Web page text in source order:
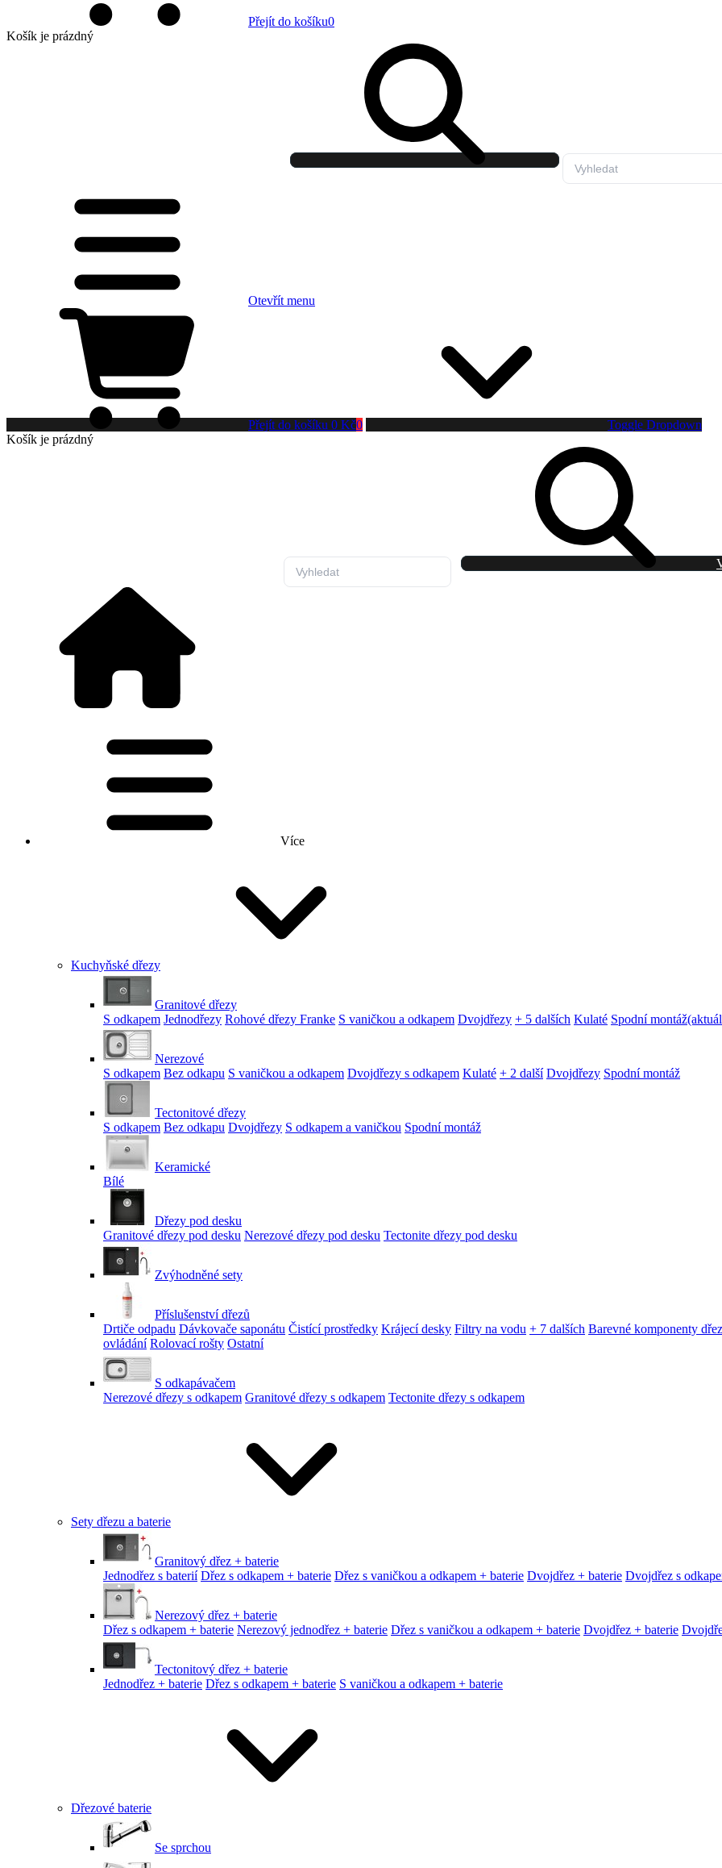
Přejít do košíku0
Košík je prázdný
Otevřít menu
Přejít do košíku 0 Kč0
Toggle Dropdown
Košík je prázdný
Více
Kuchyňské dřezy
Granitové dřezy
S odkapem Jednodřezy Rohové dřezy Franke S vaničkou a odkapem Dvojdřezy + 5 dalších Kulaté Spodní montáž
Nerezové
S odkapem Bez odkapu S vaničkou a odkapem Dvojdřezy s odkapem Kulaté + 2 další Dvojdřezy Spodní montáž
Tectonitové dřezy
S odkapem Bez odkapu Dvojdřezy S odkapem a vaničkou Spodní montáž
Keramické
Bílé
Dřezy pod desku
Granitové dřezy pod desku Nerezové dřezy pod desku Tectonite dřezy pod desku
Zvýhodněné sety
Příslušenství dřezů
Drtiče odpadu Dávkovače saponátu Čistící prostředky Krájecí desky Filtry na vodu + 7 dalších Barevné komponenty
ovládání Rolovací rošty Ostatní
S odkapávačem
Nerezové dřezy s odkapem Granitové dřezy s odkapem Tectonite dřezy s odkapem
Sety dřezu a baterie
Granitový dřez + baterie
Jednodřez s baterií Dřez s odkapem + baterie Dřez s vaničkou a odkapem + baterie Dvojdřez + baterie Dvojdřez s
Nerezový dřez + baterie
Dřez s odkapem + baterie Nerezový jednodřez + baterie Dřez s vaničkou a odkapem + baterie Dvojdřez + baterie
Tectonitový dřez + baterie
Jednodřez + baterie Dřez s odkapem + baterie S vaničkou a odkapem + baterie
Dřezové baterie
Se sprchou